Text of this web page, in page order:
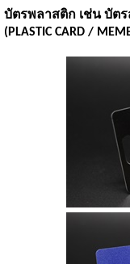
บัตรพลาสติก เช่น บัต
(PLASTIC CARD /